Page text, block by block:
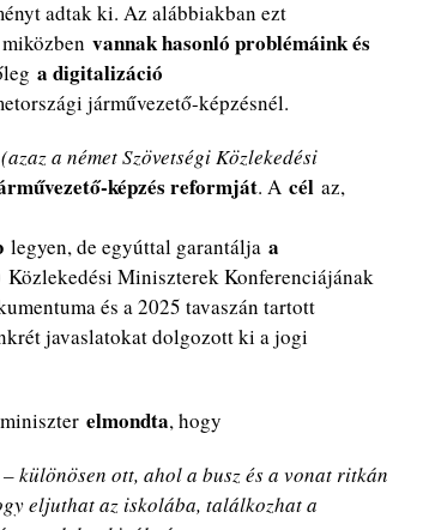
adtak ki. Az alábbiakban ezt
vannak hasonló problémáink és
a digitalizáció
járművezető-képzésnél.
(azaz a német Szövetségi Közlekedési
képzés reformját. A célaz,
legyen, de egyúttal garantálja a
Közlekedési Miniszterek Konferenciájának
és a 2025 tavaszán tartott
javaslatokat dolgozott ki a jogi
elmondta, hogy
különösen ott, ahol a busz és a vonat ritkán
eljuthat az iskolába, találkozhat a